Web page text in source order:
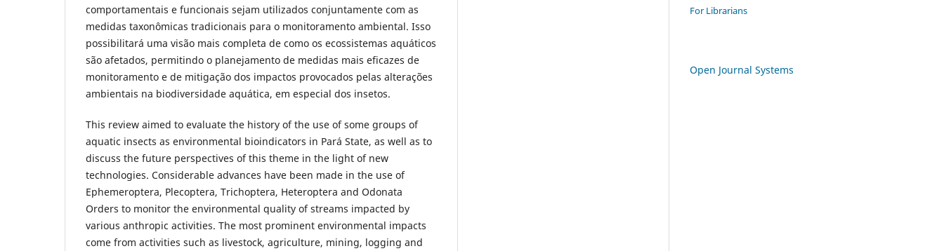
comportamentais e funcionais sejam utilizados conjuntamente com as
medidas taxonômicas tradicionais para o monitoramento ambiental. Isso
possibilitará uma visão mais completa de como os ecossistemas aquáticos
são afetados, permitindo o planejamento de medidas mais eficazes de
monitoramento e de mitigação dos impactos provocados pelas alterações
ambientais na biodiversidade aquática, em especial dos insetos.
This review aimed to evaluate the history of the use of some groups of
aquatic insects as environmental bioindicators in Pará State, as well as to
discuss the future perspectives of this theme in the light of new
technologies. Considerable advances have been made in the use of
Ephemeroptera, Plecoptera, Trichoptera, Heteroptera and Odonata
Orders to monitor the environmental quality of streams impacted by
various anthropic activities. The most prominent environmental impacts
come from activities such as livestock, agriculture, mining, logging and
For Librarians
Open Journal Systems